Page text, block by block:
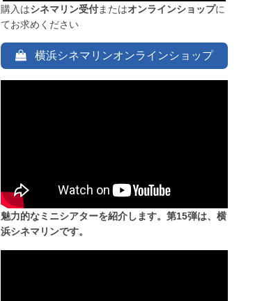
購入はシネマリン受付またはオンラインショップに
てお求めください
横浜シネマリンオンラインショップ
魅力的なミニシアターを紹介します。第15弾は、横
浜シネマリンです。